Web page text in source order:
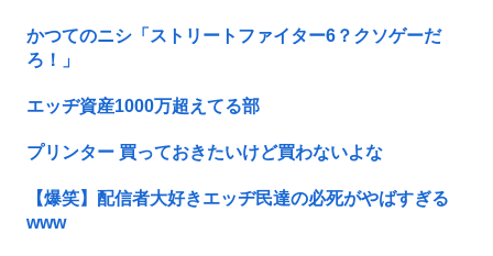
かつてのニシ「ストリートファイター6？クソゲーだ
ろ！」
エッヂ資産1000万超えてる部
プリンター 買っておきたいけど買わないよな
【爆笑】配信者大好きエッヂ民達の必死がやばすぎる
www